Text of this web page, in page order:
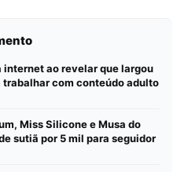
internet ao revelar que largou
trabalhar com conteúdo adulto
Miss Silicone e Musa do
sutiã por 5 mil para seguidor